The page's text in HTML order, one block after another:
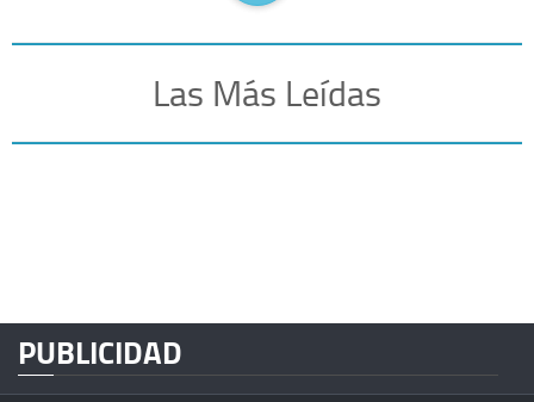
Las Más Leídas
PUBLICIDAD